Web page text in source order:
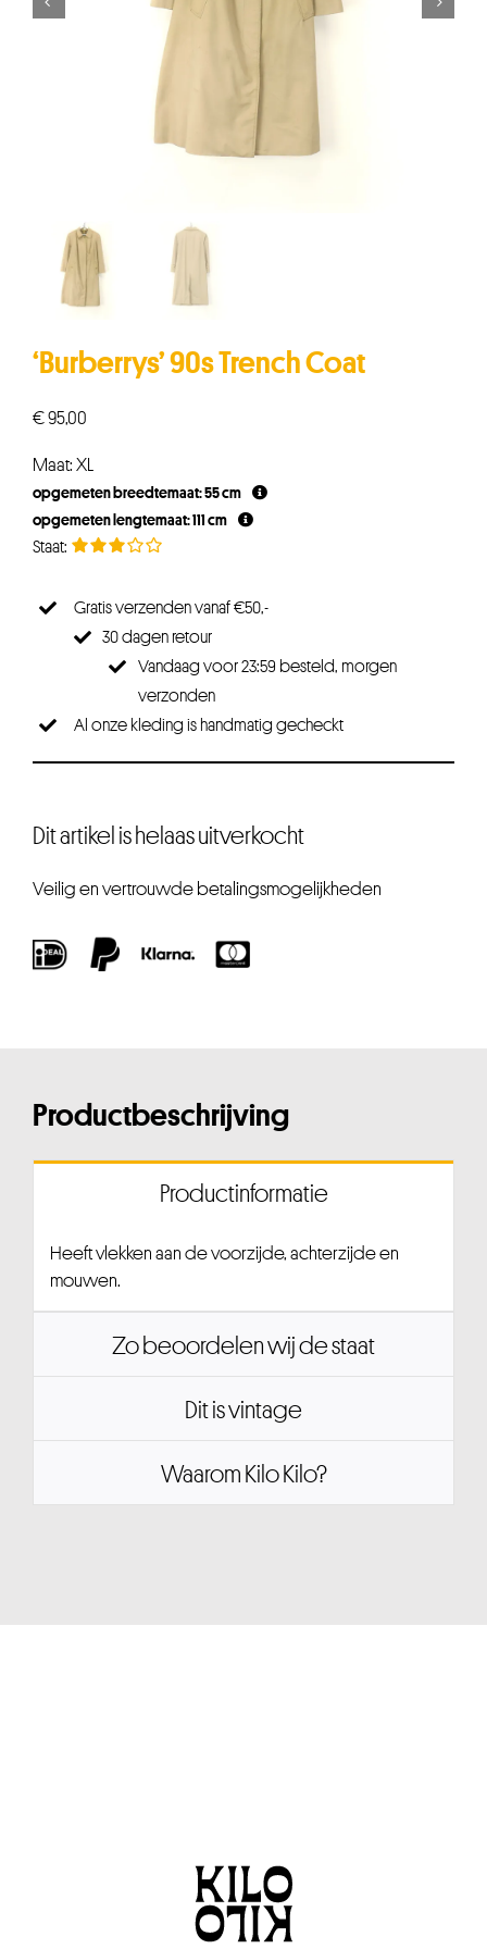
‘Burberrys’ 90s Trench Coat
€95,00
Maat: XL
opgemeten breedtemaat: 55 cm
opgemeten lengtemaat: 111 cm
Gratis verzenden vanaf €50,-
30 dagen retour
Vandaag voor 23:59 besteld, morgen
verzonden
Al onze kleding is handmatig gecheckt
Dit artikel is helaas uitverkocht
Veilig en vertrouwde betalingsmogelijkheden
Productbeschrijving
Productinformatie
Heeft vlekken aan de voorzijde, achterzijde en
mouwen.
Zo beoordelen wij de staat
Dit is vintage
Waarom Kilo Kilo?